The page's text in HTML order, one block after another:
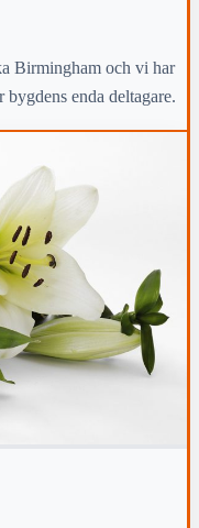
Birmingham och vi har
enda deltagare.